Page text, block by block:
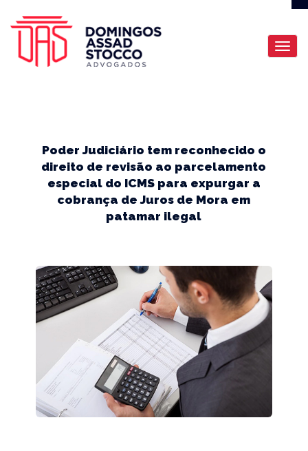
Poder Judiciário tem reconhecido o
direito de revisão ao parcelamento
especial do ICMS para expurgar a
cobrança de Juros de Mora em
patamar ilegal